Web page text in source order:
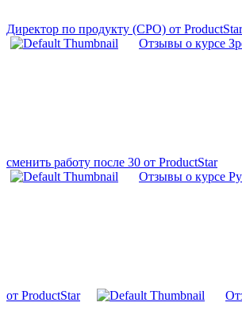
Директор по продукту (CPO) от ProductStar
Отзывы о курсе
сменить работу после 30 от ProductStar
Отзывы о курсе
от ProductStar